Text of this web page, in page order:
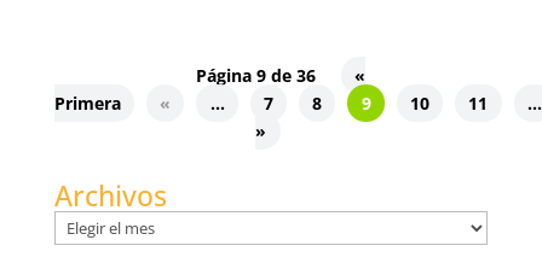
Página 9 de 36
«
Primera
« ... 7 8 9 10 11
...
»
Archivos
Archivos